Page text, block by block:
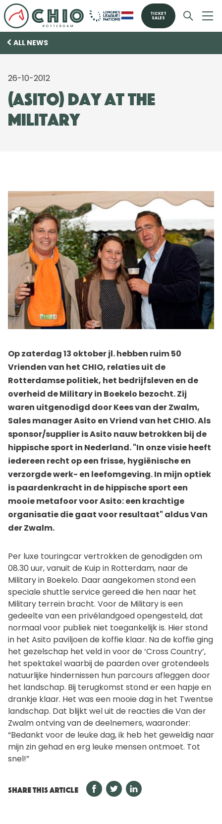
TICKET
SALES
ALL NEWS
26-10-2012
(Asito) Day at the
Military
Op zaterdag 13 oktober jl. hebben ruim 50
Vrienden van het CHIO, relaties uit de
Rotterdamse politiek, het bedrijfsleven en de
overheid de Military in Boekelo bezocht. Zij
waren uitgenodigd door Kees van der Zwalm,
Sales manager Asito en Vriend van het CHIO. Als
sponsor/supplier is Asito nauw betrokken bij de
hippische sport in Nederland. "In onze visie heeft
iedereen recht op een frisse, hygiënische en
verzorgde werk- en leefomgeving. In mijn optiek
is paardenkracht in de hippische sport een
mooie metafoor voor Asito: een krachtige
organisatie die gaat voor resultaat" aldus Van
der Zwalm.
Per luxe touringcar vertrokken de genodigden om
08.30 uur, vanuit de Kuip in Rotterdam, naar de
Military in Boekelo. Daar aangekomen stond een
speciale shuttle service gereed die hen naar het
Military terrein bracht. Voor de Military is een
gedeelte van een privélandgoed opengesteld, dat
normaal voor publiek niet toegankelijk is. Hier stond
in het Asito paviljoen de koffie klaar. Na de koffie ging
het gezelschap het veld in voor de ‘Cross Country’,
het spektakel waarbij de paarden over grotendeels
natuurlijke hindernissen hun parcours afleggen door
het landschap. Bij terugkomst stond er een hapje en
drankje klaar. Het was een mooie dag in het Twentse
landschap. Dat blijkt wel uit de reacties die Van der
Zwalm ontving van de deelnemers, waaronder:
“Bedankt voor de leuke dag, ik heb het geweldig naar
mijn zin gehad en erg leuke mensen ontmoet. Tot
snel!”
SHARE THIS ARTICLE